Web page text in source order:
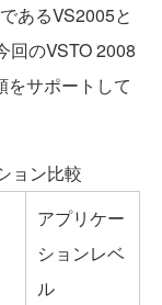
あるVS2005と
回のVSTO 2008
をサポートして
ョン比較
アプリケー
ションレベ
ル